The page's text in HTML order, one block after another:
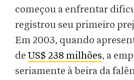
começou a enfrentar
registrou seu primeiro
Em 2003, quando
de US$ 238 milhões, a
seriamente à beira da